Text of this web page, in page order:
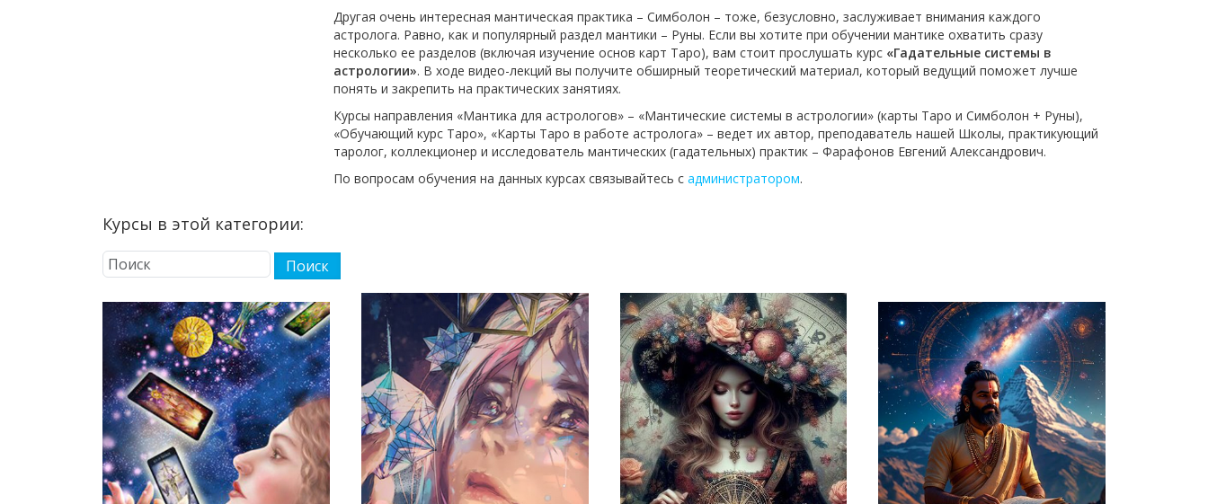
Другая очень интересная мантическая практика – Симболон – тоже, безусловно, заслуживает внимания каждого
астролога. Равно, как и популярный раздел мантики – Руны. Если вы хотите при обучении мантике охватить сразу
несколько ее разделов (включая изучение основ карт Таро), вам стоит прослушать курс «Гадательные системы в
астрологии». В ходе видео-лекций вы получите обширный теоретический материал, который ведущий поможет лучше
понять и закрепить на практических занятиях.
Курсы направления «Мантика для астрологов» – «Мантические системы в астрологии» (карты Таро и Симболон + Руны),
«Обучающий курс Таро», «Карты Таро в работе астролога» – ведет их автор, преподаватель нашей Школы, практикующий
таролог, коллекционер и исследователь мантических (гадательных) практик – Фарафонов Евгений Александрович.
По вопросам обучения на данных курсах связывайтесь с администратором.
Курсы в этой категории: